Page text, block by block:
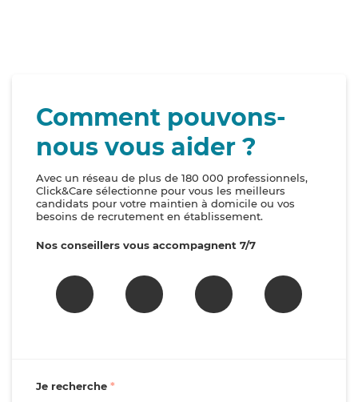
Comment pouvons-
nous vous aider ?
Avec un réseau de plus de 180 000 professionnels,
Click&Care sélectionne pour vous les meilleurs
candidats pour votre maintien à domicile ou vos
besoins de recrutement en établissement.
Nos conseillers vous accompagnent 7/7
Je recherche